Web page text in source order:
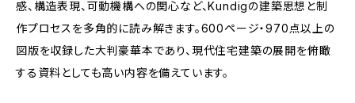
感、構造表現、可動機構への関心など、Kundigの建築思想と制
作プロセスを多角的に読み解きます。600ページ・970点以上の
図版を収録した大判豪華本であり、現代住宅建築の展開を俯瞰
する資料としても高い内容を備えています。